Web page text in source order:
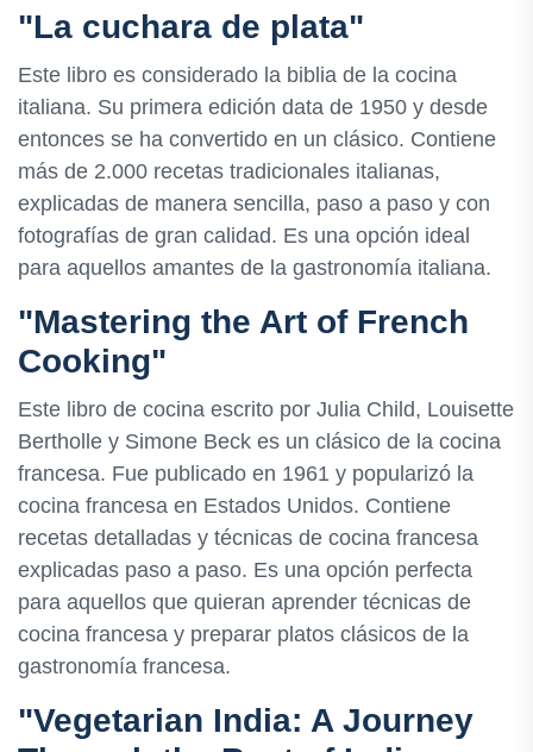
"La cuchara de plata"
Este libro es considerado la biblia de la cocina
italiana. Su primera edición data de 1950 y desde
entonces se ha convertido en un clásico. Contiene
más de 2.000 recetas tradicionales italianas,
explicadas de manera sencilla, paso a paso y con
fotografías de gran calidad. Es una opción ideal
para aquellos amantes de la gastronomía italiana.
"Mastering the Art of French
Cooking"
Este libro de cocina escrito por Julia Child, Louisette
Bertholle y Simone Beck es un clásico de la cocina
francesa. Fue publicado en 1961 y popularizó la
cocina francesa en Estados Unidos. Contiene
recetas detalladas y técnicas de cocina francesa
explicadas paso a paso. Es una opción perfecta
para aquellos que quieran aprender técnicas de
cocina francesa y preparar platos clásicos de la
gastronomía francesa.
"Vegetarian India: A Journey